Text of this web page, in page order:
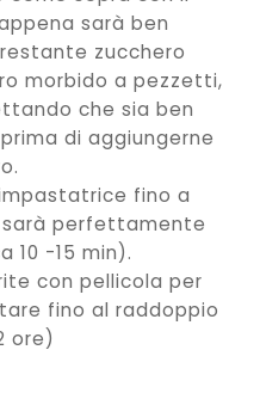
sarà ben
zucchero
morbido a pezzetti,
che sia ben
di aggiungerne
fino a
perfettamente
10 -15 min).
con pellicola per
fino al raddoppio
ore)